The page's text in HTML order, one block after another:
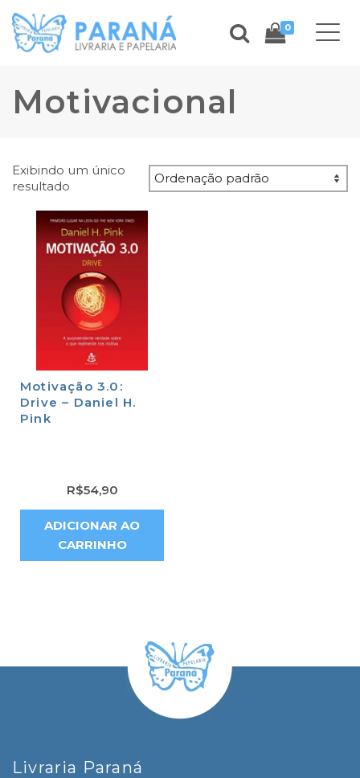
0
Motivacional
Exibindo um único
resultado
Motivação 3.0:
Drive – Daniel H.
Pink
R$54,90
ADICIONAR AO
CARRINHO
Livraria Paraná